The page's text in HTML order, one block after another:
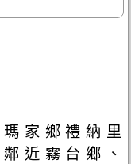
家鄉禮納里
近霧台鄉、